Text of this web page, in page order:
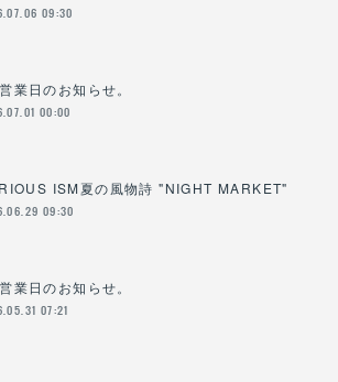
09:30
業日のお知らせ。
00:00
ISM夏の風物詩 "NIGHT MARKET"
09:30
業日のお知らせ。
07:21